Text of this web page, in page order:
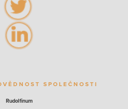
SPOLEČNOSTI
Rudolfinum